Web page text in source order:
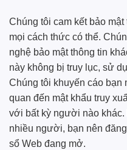
Chúng tôi cam kết bảo
mọi cách thức có thể.
nghệ bảo mật thông tin
này không bị truy lục, sử
Chúng tôi khuyến cáo bạn
quan đến mật khẩu truy
với bất kỳ người nào
nhiều người, bạn nên
sổ Web đang mở.